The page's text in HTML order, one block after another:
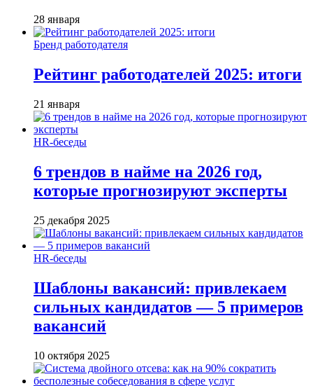
28 января
Бренд работодателя
Рейтинг работодателей 2025: итоги
21 января
HR-беседы
6 трендов в найме на 2026 год,
которые прогнозируют эксперты
25 декабря 2025
HR-беседы
Шаблоны вакансий: привлекаем
сильных кандидатов — 5 примеров
вакансий
10 октября 2025